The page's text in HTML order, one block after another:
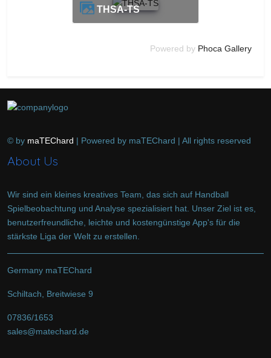
THSA-TS
Powered by Phoca Gallery
© by maTEChard | Powered by maTEChard | All rights reserved
About Us
Wir sind ein kleines kreatives Team, das sich auf Handball
Spielbeobachtung und Analyse spezialisiert hat. Unser Ziel ist es,
benutzerfreundliche, leichte und kostengünstige App's für die
stärkste Liga der Welt zu erstellen.
Germany maTEChard
Schiltach, Breitwiese 9
07836/1653
sales@matechard.de